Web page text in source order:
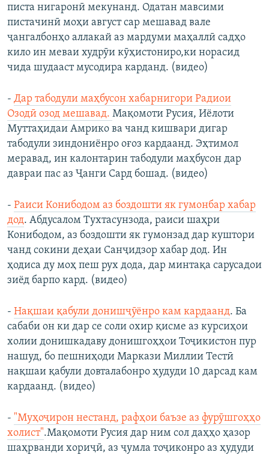
писта нигаронӣ мекунанд. Одатан мавсими
пистачинӣ моҳи август сар мешавад вале
ҷангалбонҳо аллакай аз мардуми маҳаллӣ садҳо
кило ин меваи худрӯи кӯҳистониро,ки норасид
чида шудааст мусодира карданд. (видео)
- Дар табодули маҳбусон хабарнигори Радиои
Озодӣ озод мешавад. Мақомоти Русия, Иёлоти
Муттаҳидаи Амрико ва чанд кишвари дигар
табодули зиндониёнро оғоз кардаанд. Эҳтимол
меравад, ин калонтарин табодули маҳбусон дар
давраи пас аз Ҷанги Сард бошад. (видео)
- Раиси Конибодом аз боздошти як гумонбар хабар
дод. Абдусалом Тухтасунзода, раиси шаҳри
Конибодом, аз боздошти як гумонзад дар куштори
чанд сокини деҳаи Санҷидзор хабар дод. Ин
ҳодиса ду моҳ пеш рух дода, дар минтақа сарусадои
зиёд барпо кард. (видео)
- Нақшаи қабули донишҷӯёнро кам кардаанд. Ба
сабаби он ки дар се соли охир қисме аз курсиҳои
холии донишкадаву донишгоҳҳои Тоҷикистон пур
нашуд, бо пешниҳоди Маркази Миллии Тестӣ
нақшаи қабули довталабонро ҳудуди 10 дарсад кам
кардаанд. (видео)
- "Муҳоҷирон нестанд, рафҳои баъзе аз фурӯшгоҳҳо
холист".Мақомоти Русия дар ним сол даҳҳо ҳазор
шаҳрванди хориҷӣ, аз ҷумла тоҷиконро аз ҳудуди